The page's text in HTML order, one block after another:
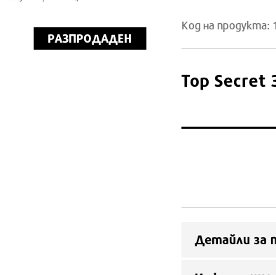
РАЗПРОДАДЕН
Код на продукта:
Top Secret
Детайли за